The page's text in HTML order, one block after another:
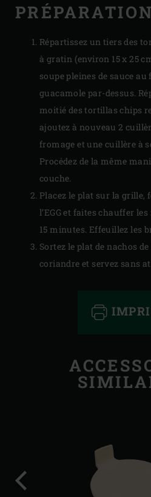
PRÉPARATION
Répartissez un tiers des
à gratin (environ 15 x 25
soupe pleines de sauce
guacamole par-dessus.
moitié des tortillas chips
ajoutez à nouveau 2
fromage et une cuillère à
Procédez de la même
couche.
Placez le plat sur la grille,
l’EGG et faites chauffer
15 minutes. Effeuillez les
Sortez le plat de nachos de
coriandre et servez sans